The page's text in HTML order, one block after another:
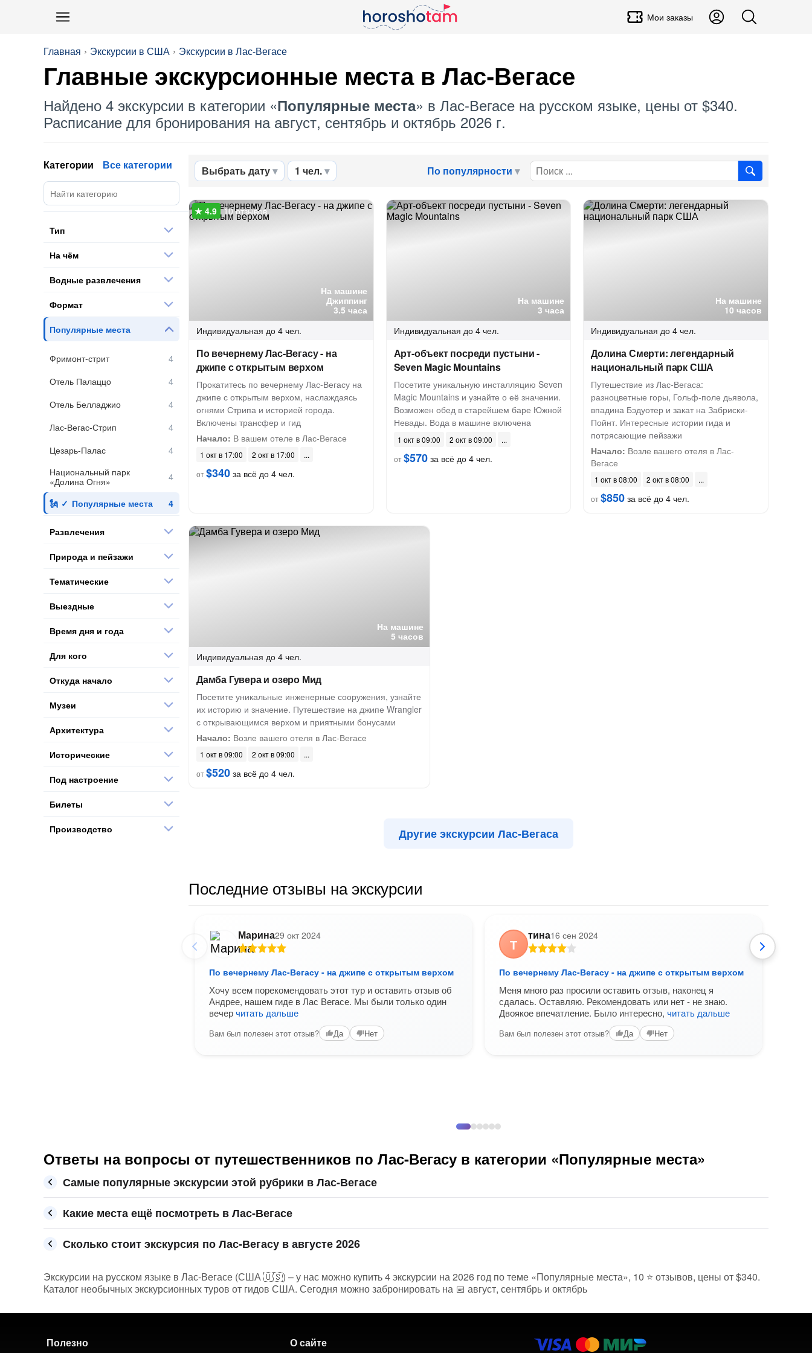
Мои заказы
Главная Экскурсии в США Экскурсии в Лас-Вегасе
Главные экскурсионные места в Лас-Вегасе
Найдено 4 экскурсии в категории «Популярные места» в Лас-Вегасе на русском языке, цены от $340.
Расписание для бронирования на август, сентябрь и октябрь 2026 г.
Выбрать дату 1 чел. По популярности
На машине
Джиппинг
3.5 часа
10 отзывов
Индивидуальная до 4 чел.
По вечернему Лас-Вегасу - на
джипе с открытым верхом
Прокатитесь по вечернему Лас-Вегасу на
джипе с открытым верхом, наслаждаясь
огнями Стрипа и историей города.
Включены трансфер и гид
Начало: В вашем отеле в Лас-Вегасе
1 окт в 17:00
2 окт в 17:00
от$340 за всё до 4 чел.
На машине
3 часа
Индивидуальная до 4 чел.
Арт-объект посреди пустыни -
Seven Magic Mountains
Посетите уникальную инсталляцию Seven
Magic Mountains и узнайте о её значении.
Возможен обед в старейшем баре Южной
Невады. Вода в машине включена
1 окт в 09:00
2 окт в 09:00
от$570за всё до 4 чел.
На машине
10 часов
Индивидуальная до 4 чел.
Долина Смерти: легендарный
национальный парк США
Путешествие из Лас-Вегаса:
разноцветные горы, Гольф-поле дьявола,
впадина Бэдуотер и закат на Забриски-
Пойнт. Интересные истории гида и
потрясающие пейзажи
Начало: Возле вашего отеля в Лас-
Вегасе
1 окт в 08:00
2 окт в 08:00
от$850 за всё до 4 чел.
На машине
5 часов
Индивидуальная до 4 чел.
Дамба Гувера и озеро Мид
Посетите уникальные инженерные сооружения, узнайте
их историю и значение. Путешествие на джипе Wrangler
с открывающимся верхом и приятными бонусами
Начало: Возле вашего отеля в Лас-Вегасе
1 окт в 09:00
2 окт в 09:00
от$520 за всё до 4 чел.
Другие экскурсии Лас-Вегаса
Последние отзывы на экскурсии
Марина29 окт 2024
По вечернему Лас-Вегасу - на джипе с открытым верхом
Хочу всем порекомендовать этот тур и оставить отзыв об
Андрее, нашем гиде в Лас Вегасе. Мы были только один
вечерчитать дальше
Вам был полезен этот отзыв? Да Нет
Т
тина16 сен 2024
По вечернему Лас-Вегасу - на джипе с открытым верхом
Меня много раз просили оставить отзыв, наконец я
сдалась. Оставляю. Рекомендовать или нет - не знаю.
Двоякое впечатление. Было интересно, читать дальше
Вам был полезен этот отзыв? Да Нет
Категории Все категории
Тип
На чём
Водные развлечения
Формат
Популярные места
Фримонт-стрит
Отель Палаццо
Отель Белладжио
Лас-Вегас-Стрип
Цезарь-Палас
Национальный парк
«Долина Огня»
Популярные места
Развлечения
Природа и пейзажи
Тематические
Выездные
Время дня и года
Для кого
Откуда начало
Музеи
Архитектура
Исторические
Под настроение
Билеты
Производство
Ответы на вопросы от путешественников по Лас-Вегасу в категории «Популярные места»
Самые популярные экскурсии этой рубрики в Лас-Вегасе
Какие места ещё посмотреть в Лас-Вегасе
Сколько стоит экскурсия по Лас-Вегасу в августе 2026
Экскурсии на русском языке в Лас-Вегасе (США 🇺🇸) – у нас можно купить 4 экскурсии на 2026 год по теме «Популярные места», 10 ⭐ отзывов, цены от $340.
Каталог необычных экскурсионных туров от гидов США. Сегодня можно забронировать на 📅 август, сентябрь и октябрь
Полезно О сайте